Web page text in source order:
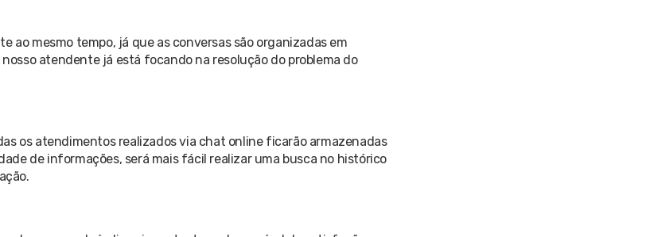
ao mesmo tempo, já que as conversas são organizadas em
atendente já está focando na resolução do problema do
os atendimentos realizados via chat online ficarão armazenadas
de informações, será mais fácil realizar uma busca no histórico